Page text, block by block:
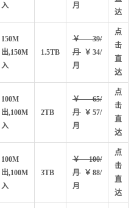
入
月
达
150M
出,150M
入
1.5TB
￥39/
月 ￥34/
月
点
击
直
达
100M
出,100M
入
2TB
￥65/
月 ￥57/
月
点
击
直
达
100M
出,100M
入
3TB
￥100/
月 ￥88/
月
点
击
直
达